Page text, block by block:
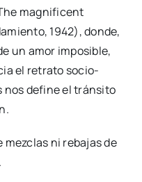
magnificent
1942), donde,
un amor imposible,
el retrato socio-
nos define el tránsito
mezclas ni rebajas de